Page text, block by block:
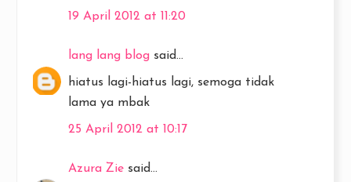
19 April 2012 at 11:20
lang lang blog said...
hiatus lagi-hiatus lagi, semoga tidak
lama ya mbak
25 April 2012 at 10:17
Azura Zie said...